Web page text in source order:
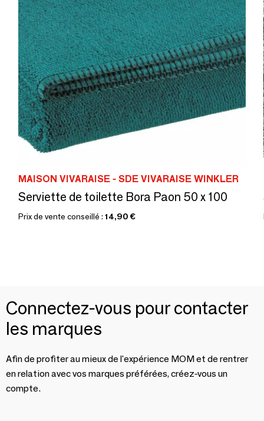
MAISON VIVARAISE - SDE VIVARAISE WINKLER
Serviette de toilette Bora Paon 50 x 100
Prix de vente conseillé : 14,90 €
Connectez-vous pour contacter
les marques
Afin de profiter au mieux de l'expérience MOM et de rentrer
en relation avec vos marques préférées, créez-vous un
compte.